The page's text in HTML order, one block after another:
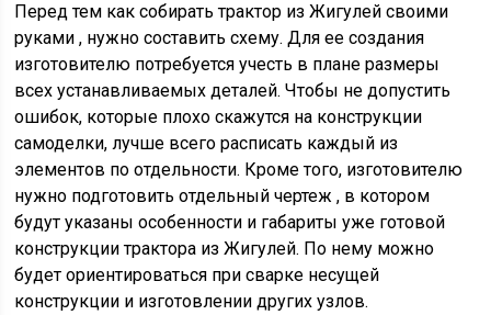
Перед тем как собирать трактор из Жигулей своими
руками , нужно составить схему. Для ее создания
изготовителю потребуется учесть в плане размеры
всех устанавливаемых деталей. Чтобы не допустить
ошибок, которые плохо скажутся на конструкции
самоделки, лучше всего расписать каждый из
элементов по отдельности. Кроме того, изготовителю
нужно подготовить отдельный чертеж , в котором
будут указаны особенности и габариты уже готовой
конструкции трактора из Жигулей. По нему можно
будет ориентироваться при сварке несущей
конструкции и изготовлении других узлов.